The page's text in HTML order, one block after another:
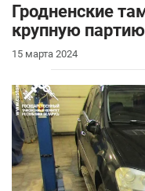
Гродненские
крупную
15 марта 2024